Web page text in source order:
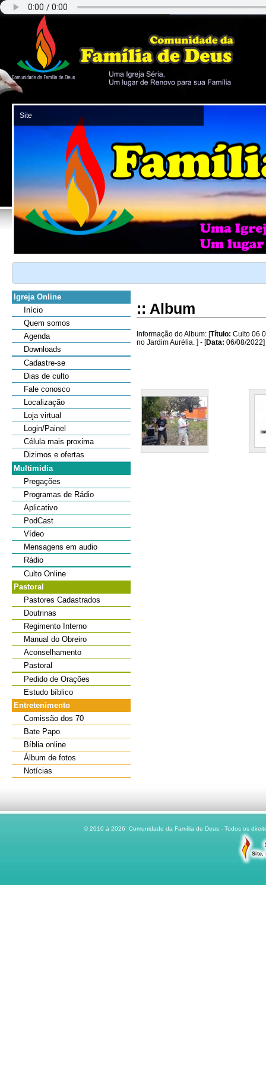
Igreja Online
Início
Quem somos
Agenda
Downloads
Cadastre-se
Dias de culto
Fale conosco
Localização
Loja virtual
Login/Painel
Célula mais proxima
Dizimos e ofertas
Multimidia
Pregações
Programas de Rádio
Aplicativo
PodCast
Vídeo
Mensagens em audio
Rádio
Culto Online
Pastoral
Pastores Cadastrados
Doutrinas
Regimento Interno
Manual do Obreiro
Aconselhamento
Pastoral
Pedido de Orações
Estudo bíblico
Entretenimento
Comissão dos 70
Bate Papo
Bíblia online
Álbum de fotos
Notícias
:: Album
Informação do Album: [Título: Culto 06
no Jardim Aurélia. ] - [Data: 06/08/2022]
© 2010 à 2026 Comunidade da Família de Deus - Todos os